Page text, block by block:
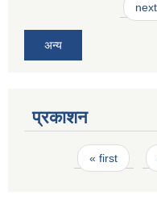
अन्य
प्रकाशन
Pages« first